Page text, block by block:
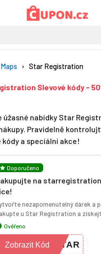
Star Registration
Slevové kódy -
úžasné nabídky Star
Pravidelně
kódy a speciální akce!
Doporučeno
na
nezapomenutelný dárek a
u Star Registration a
Ověřeno
STAR
Zobrazit Kód